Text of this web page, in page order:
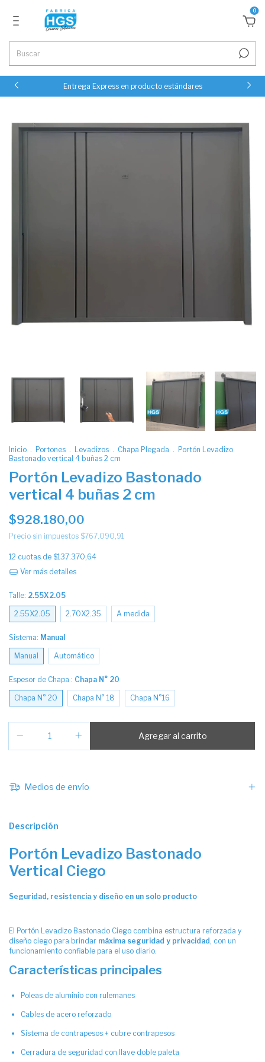
0
Entrega Express en producto estándares
Inicio . Portones . Levadizos . Chapa Plegada . Portón Levadizo
Bastonado vertical 4 buñas 2 cm
Portón Levadizo Bastonado
vertical 4 buñas 2 cm
$928.180,00
Precio sin impuestos $767.090,91
12 cuotas de $137.370,64
Ver más detalles
Talle: 2.55X2.05
2.55X2.05 2.70X2.35 A medida
Sistema: Manual
Manual Automático
Espesor de Chapa : Chapa N° 20
Chapa N° 20 Chapa N° 18 Chapa N°16
Medios de envío
Descripción
Portón Levadizo Bastonado
Vertical Ciego
Seguridad, resistencia y diseño en un solo producto
El Portón Levadizo Bastonado Ciego combina estructura reforzada y
diseño ciego para brindar máxima seguridad y privacidad , con un
funcionamiento confiable para el uso diario.
Características principales
Poleas de aluminio con rulemanes
Cables de acero reforzado
Sistema de contrapesos + cubre contrapesos
Cerradura de seguridad con llave doble paleta